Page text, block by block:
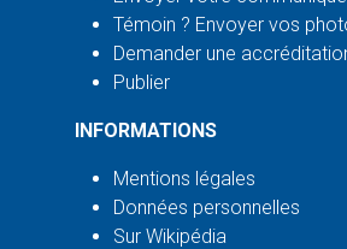
Témoin ? Envoyer vos
Demander une
Publier
INFORMATIONS
Mentions légales
Données personnelles
Sur Wikipédia